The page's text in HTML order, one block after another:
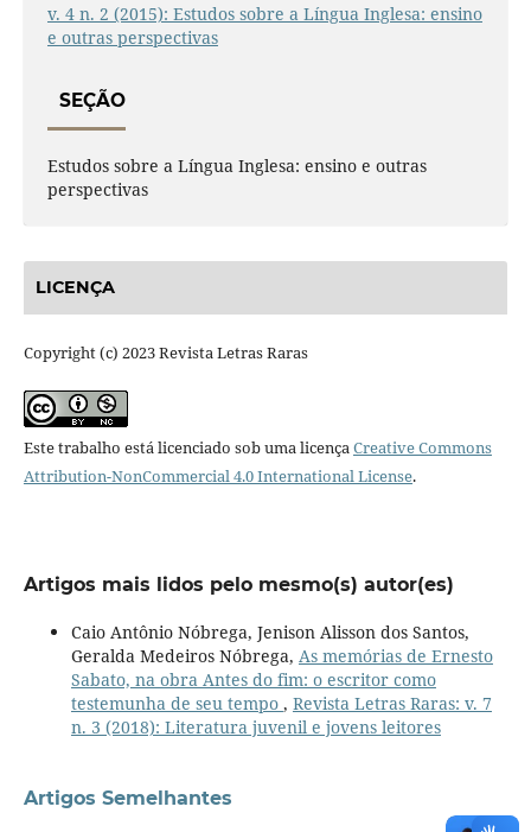
v. 4 n. 2 (2015): Estudos sobre a Língua Inglesa: ensino
e outras perspectivas
SEÇÃO
Estudos sobre a Língua Inglesa: ensino e outras
perspectivas
LICENÇA
Copyright (c) 2023 Revista Letras Raras
Este trabalho está licenciado sob uma licençaCreative Commons
Attribution-NonCommercial 4.0 International License.
Artigos mais lidos pelo mesmo(s) autor(es)
Caio Antônio Nóbrega, Jenison Alisson dos Santos,
Geralda Medeiros Nóbrega, As memórias de Ernesto
Sabato, na obra Antes do fim: o escritor como
testemunha de seu tempo , Revista Letras Raras: v. 7
n. 3 (2018): Literatura juvenil e jovens leitores
Artigos Semelhantes